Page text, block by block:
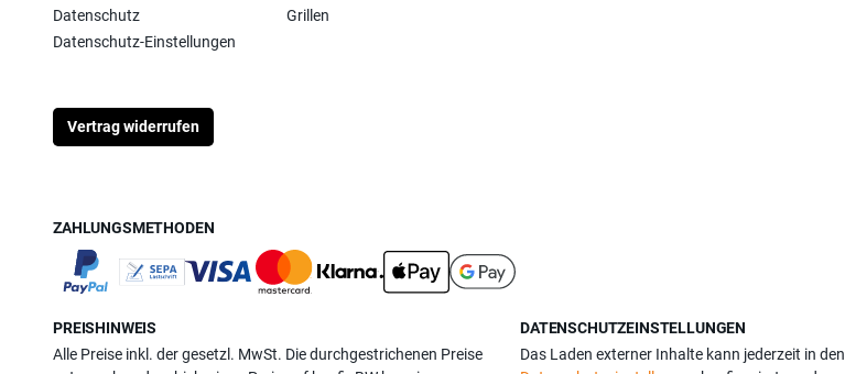
Datenschutz
Datenschutz-Einstellungen
Grillen
PREISHINWEIS
Alle Preise inkl. der gesetzl. MwSt. Die durchgestrichenen Preise
DATENSCHUTZEINSTELLUNGEN
Das Laden externer Inhalte kann jederzeit in den
ZAHLUNGSMETHODEN
Vertrag widerrufen